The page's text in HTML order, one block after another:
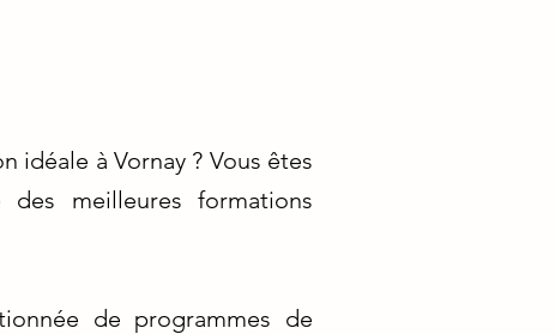
idéale à Vornay ? Vous êtes
meilleures formations
de programmes de